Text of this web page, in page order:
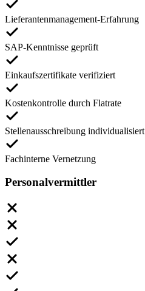
Lieferantenmanagement-Erfahrung
SAP-Kenntnisse geprüft
Einkaufszertifikate verifiziert
Kostenkontrolle durch Flatrate
Stellenausschreibung individualisiert
Fachinterne Vernetzung
Personalvermittler